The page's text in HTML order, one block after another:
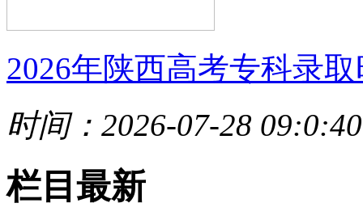
2026年陕西高考专科录
时间：2026-07-28 09:0:40
栏目最新